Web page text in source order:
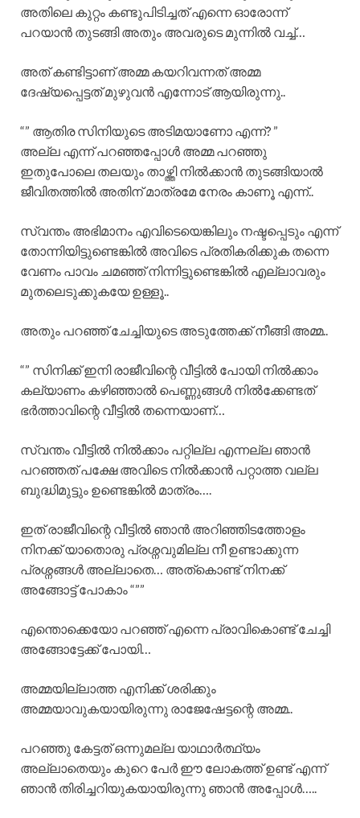
അതിലെ കുറ്റം കണ്ടുപിടിച്ചത് എന്നെ ഓരോന്ന്
പറയാൻ തുടങ്ങി അതും അവരുടെ മുന്നിൽ വച്ച്…
അത് കണ്ടിട്ടാണ് അമ്മ കയറിവന്നത് അമ്മ
ദേഷ്യപ്പെട്ടത് മുഴുവൻ എന്നോട് ആയിരുന്നു..
“” ആതിര സിനിയുടെ അടിമയാണോ എന്ന്? ”
അല്ല എന്ന് പറഞ്ഞപ്പോൾ അമ്മ പറഞ്ഞു
ഇതുപോലെ തലയും താഴ്ത്തി നിൽക്കാൻ തുടങ്ങിയാൽ
ജീവിതത്തിൽ അതിന് മാത്രമേ നേരം കാണൂ എന്ന്..
സ്വന്തം അഭിമാനം എവിടെയെങ്കിലും നഷ്ടപ്പെടും എന്ന്
തോന്നിയിട്ടുണ്ടെങ്കിൽ അവിടെ പ്രതികരിക്കുക തന്നെ
വേണം പാവം ചമഞ്ഞ് നിന്നിട്ടുണ്ടെങ്കിൽ എല്ലാവരും
മുതലെടുക്കുകയേ ഉള്ളൂ..
അതും പറഞ്ഞ് ചേച്ചിയുടെ അടുത്തേക്ക് നീങ്ങി അമ്മ..
“” സിനിക്ക് ഇനി രാജീവിന്റെ വീട്ടിൽ പോയി നിൽക്കാം
കല്യാണം കഴിഞ്ഞാൽ പെണ്ണുങ്ങൾ നിൽക്കേണ്ടത്
ഭർത്താവിന്റെ വീട്ടിൽ തന്നെയാണ്…
സ്വന്തം വീട്ടിൽ നിൽക്കാം പറ്റില്ല എന്നല്ല ഞാൻ
പറഞ്ഞത് പക്ഷേ അവിടെ നിൽക്കാൻ പറ്റാത്ത വല്ല
ബുദ്ധിമുട്ടും ഉണ്ടെങ്കിൽ മാത്രം….
ഇത് രാജീവിന്റെ വീട്ടിൽ ഞാൻ അറിഞ്ഞിടത്തോളം
നിനക്ക് യാതൊരു പ്രശ്നവുമില്ല നീ ഉണ്ടാക്കുന്ന
പ്രശ്നങ്ങൾ അല്ലാതെ… അത്കൊണ്ട് നിനക്ക്
അങ്ങോട്ട്‌ പോകാം “””
എന്തൊക്കെയോ പറഞ്ഞ് എന്നെ പ്രാവികൊണ്ട് ചേച്ചി
അങ്ങോട്ടേക്ക് പോയി…
അമ്മയില്ലാത്ത എനിക്ക് ശരിക്കും
അമ്മയാവുകയായിരുന്നു രാജേഷേട്ടന്റെ അമ്മ..
പറഞ്ഞു കേട്ടത് ഒന്നുമല്ല യാഥാർത്ഥ്യം
അല്ലാതെയും കുറെ പേർ ഈ ലോകത്ത് ഉണ്ട് എന്ന്
ഞാൻ തിരിച്ചറിയുകയായിരുന്നു ഞാൻ അപ്പോൾ…..